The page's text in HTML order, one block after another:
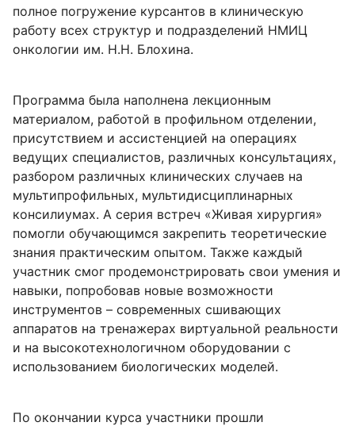
полное погружение курсантов в клиническую
работу всех структур и подразделений НМИЦ
онкологии им. Н.Н. Блохина.
Программа была наполнена лекционным
материалом, работой в профильном отделении,
присутствием и ассистенцией на операциях
ведущих специалистов, различных консультациях,
разбором различных клинических случаев на
мультипрофильных, мультидисциплинарных
консилиумах. А серия встреч «Живая хирургия»
помогли обучающимся закрепить теоретические
знания практическим опытом. Также каждый
участник смог продемонстрировать свои умения и
навыки, попробовав новые возможности
инструментов – современных сшивающих
аппаратов на тренажерах виртуальной реальности
и на высокотехнологичном оборудовании с
использованием биологических моделей.
По окончании курса участники прошли